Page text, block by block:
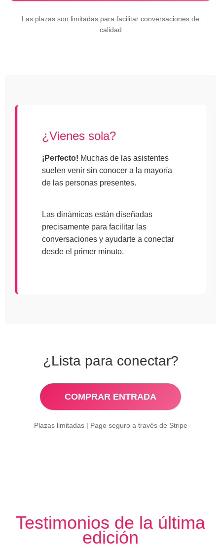
Las plazas son limitadas para facilitar conversaciones de
calidad
¿Vienes sola?
¡Perfecto! Muchas de las asistentes
suelen venir sin conocer a la mayoría
de las personas presentes.
Las dinámicas están diseñadas
precisamente para facilitar las
conversaciones y ayudarte a conectar
desde el primer minuto.
¿Lista para conectar?
COMPRAR ENTRADA
Plazas limitadas | Pago seguro a través de Stripe
Testimonios de la última
edición